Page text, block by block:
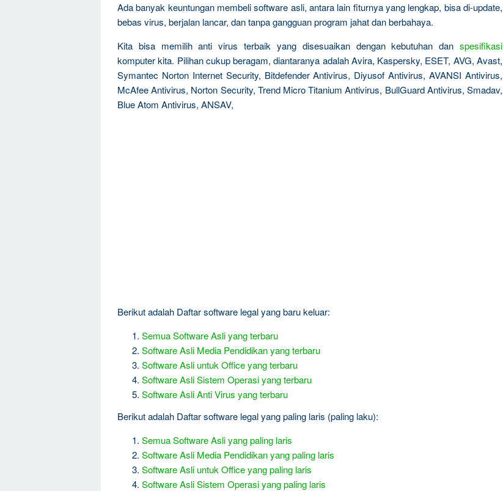
Ada banyak keuntungan membeli software asli, antara lain fiturnya yang lengkap, bisa di-update,
bebas virus, berjalan lancar, dan tanpa gangguan program jahat dan berbahaya.
Kita bisa memilih anti virus terbaik yang disesuaikan dengan kebutuhan dan spesifikasi
komputer kita. Pilihan cukup beragam, diantaranya adalah Avira, Kaspersky, ESET, AVG, Avast,
Symantec Norton Internet Security, Bitdefender Antivirus, Diyusof Antivirus, AVANSI Antivirus,
McAfee Antivirus, Norton Security, Trend Micro Titanium Antivirus, BullGuard Antivirus, Smadav,
Blue Atom Antivirus, ANSAV,
Berikut adalah Daftar software legal yang baru keluar:
Semua Software Asli yang terbaru
Software Asli Media Pendidikan yang terbaru
Software Asli untuk Office yang terbaru
Software Asli Sistem Operasi yang terbaru
Software Asli Anti Virus yang terbaru
Berikut adalah Daftar software legal yang paling laris (paling laku):
Semua Software Asli yang paling laris
Software Asli Media Pendidikan yang paling laris
Software Asli untuk Office yang paling laris
Software Asli Sistem Operasi yang paling laris